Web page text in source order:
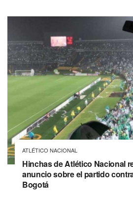
ATLÉTICO NACIONAL
Hinchas de Atlético Nacional
anuncio sobre el partido
Bogotá